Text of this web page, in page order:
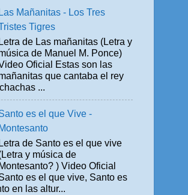
Las Mañanitas - Los Tres
Tigres
Letra de Las mañanitas (Letra y
de Manuel M. Ponce)
Oficial Estas son las
que cantaba el rey
...
es el que Vive -
Montesanto
Letra de Santo es el que vive
y música de
Montesanto? ) Video Oficial
es el que vive, Santo es
en las altur...